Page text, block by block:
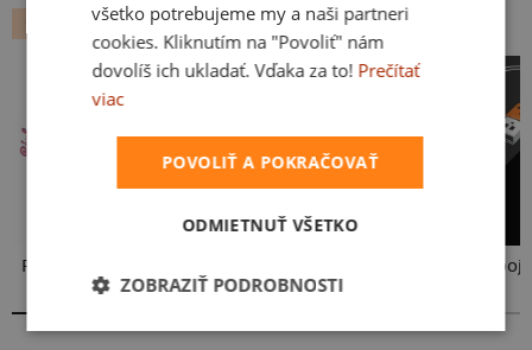
GAMING PRE TÍNEDŽEROV
Fušál USB
všetko potrebujeme my a naši partneri
cookies. Kliknutím na "Povoliť" nám
dovolíš ich ukladať. Vďaka za to! Prečítať
viac
POVOLIŤ A POKRAČOVAŤ
ODMIETNUŤ VŠETKO
ZOBRAZIŤ PODROBNOSTI